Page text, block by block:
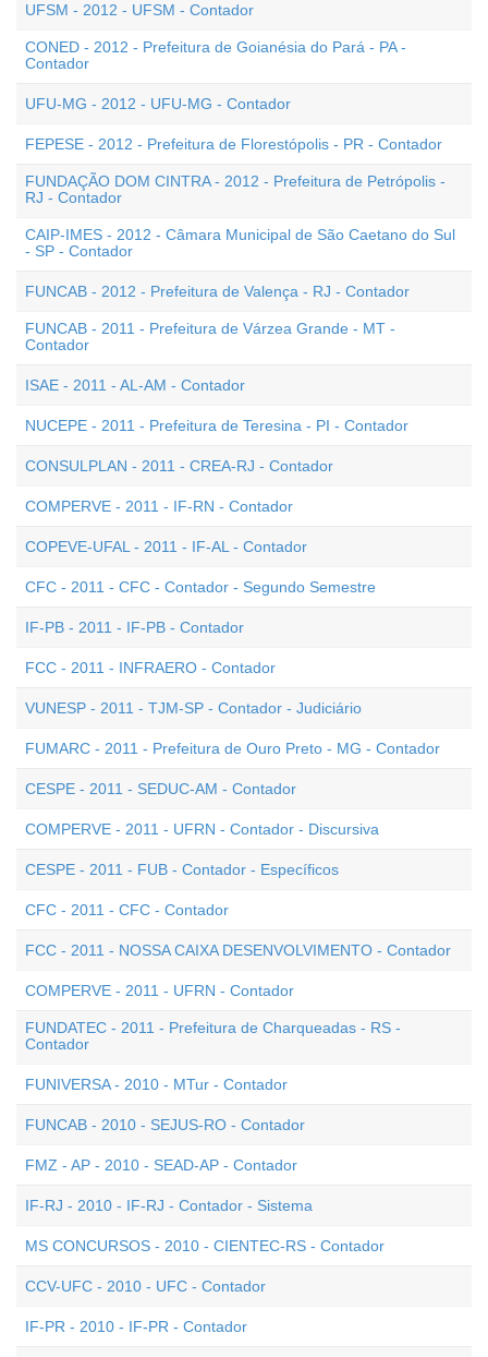
UFSM - 2012 - UFSM - Contador
CONED - 2012 - Prefeitura de Goianésia do Pará - PA -
Contador
UFU-MG - 2012 - UFU-MG - Contador
FEPESE - 2012 - Prefeitura de Florestópolis - PR - Contador
FUNDAÇÃO DOM CINTRA - 2012 - Prefeitura de Petrópolis -
RJ - Contador
CAIP-IMES - 2012 - Câmara Municipal de São Caetano do Sul
- SP - Contador
FUNCAB - 2012 - Prefeitura de Valença - RJ - Contador
FUNCAB - 2011 - Prefeitura de Várzea Grande - MT -
Contador
ISAE - 2011 - AL-AM - Contador
NUCEPE - 2011 - Prefeitura de Teresina - PI - Contador
CONSULPLAN - 2011 - CREA-RJ - Contador
COMPERVE - 2011 - IF-RN - Contador
COPEVE-UFAL - 2011 - IF-AL - Contador
CFC - 2011 - CFC - Contador - Segundo Semestre
IF-PB - 2011 - IF-PB - Contador
FCC - 2011 - INFRAERO - Contador
VUNESP - 2011 - TJM-SP - Contador - Judiciário
FUMARC - 2011 - Prefeitura de Ouro Preto - MG - Contador
CESPE - 2011 - SEDUC-AM - Contador
COMPERVE - 2011 - UFRN - Contador - Discursiva
CESPE - 2011 - FUB - Contador - Específicos
CFC - 2011 - CFC - Contador
FCC - 2011 - NOSSA CAIXA DESENVOLVIMENTO - Contador
COMPERVE - 2011 - UFRN - Contador
FUNDATEC - 2011 - Prefeitura de Charqueadas - RS -
Contador
FUNIVERSA - 2010 - MTur - Contador
FUNCAB - 2010 - SEJUS-RO - Contador
FMZ - AP - 2010 - SEAD-AP - Contador
IF-RJ - 2010 - IF-RJ - Contador - Sistema
MS CONCURSOS - 2010 - CIENTEC-RS - Contador
CCV-UFC - 2010 - UFC - Contador
IF-PR - 2010 - IF-PR - Contador